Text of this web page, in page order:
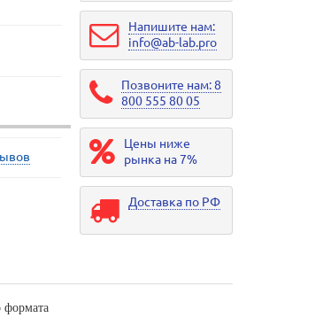
Напишите нам:
info@ab-lab.pro
Позвоните нам: 8
800 555 80 05
Цены ниже
рынка на 7%
Доставка по РФ
формата